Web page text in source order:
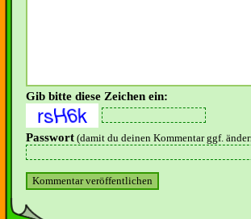
Gib bitte diese Zeichen ein:
Passwort (damit du deinen Kommentar ggf.